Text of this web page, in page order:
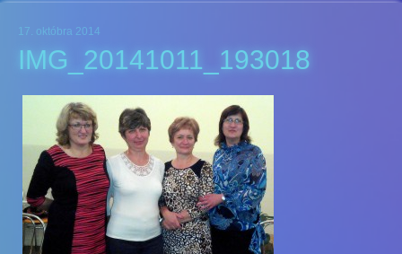
17. októbra 2014
IMG_20141011_193018